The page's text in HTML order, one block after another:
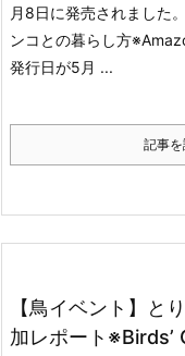
月8日に発売されました。
ンコとの暮らし方
発行日が5月 ...
記事
【鳥イベント】と
加レポート※Birds’